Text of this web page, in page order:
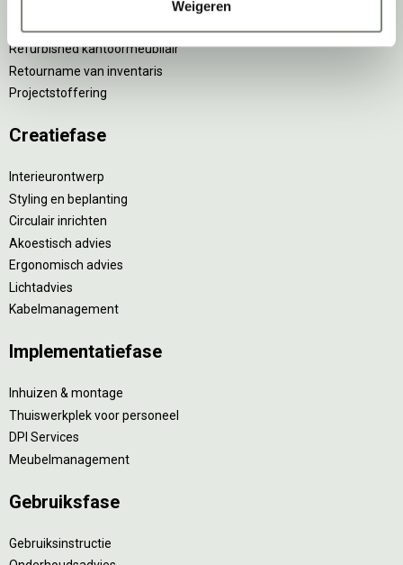
Weigeren
Sale & Leaseback
Refurbished kantoormeubilair
Retourname van inventaris
Projectstoffering
Creatiefase
Interieurontwerp
Styling en beplanting
Circulair inrichten
Akoestisch advies
Ergonomisch advies
Lichtadvies
Kabelmanagement
Implementatiefase
Inhuizen & montage
Thuiswerkplek voor personeel
DPI Services
Meubelmanagement
Gebruiksfase
Gebruiksinstructie